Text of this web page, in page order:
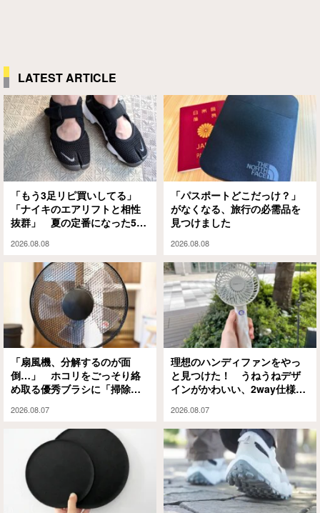
LATEST ARTICLE
「もう3足リピ買いしてる」
「ナイキのエアリフトと相性
抜群」 夏の定番になった5本
2026.08.08
「パスポートどこだっけ？」
がなくなる、旅行の必需品を
見つけました
2026.08.08
「扇風機、分解するのが面
倒…」 ホコリをごっそり絡
め取る優秀ブラシに「掃除の
2026.08.07
理想のハンディファンをやっ
と見つけた！ うねうねデザ
インがかわいい、2way仕様の
ない夏は無理」
2026.08.07